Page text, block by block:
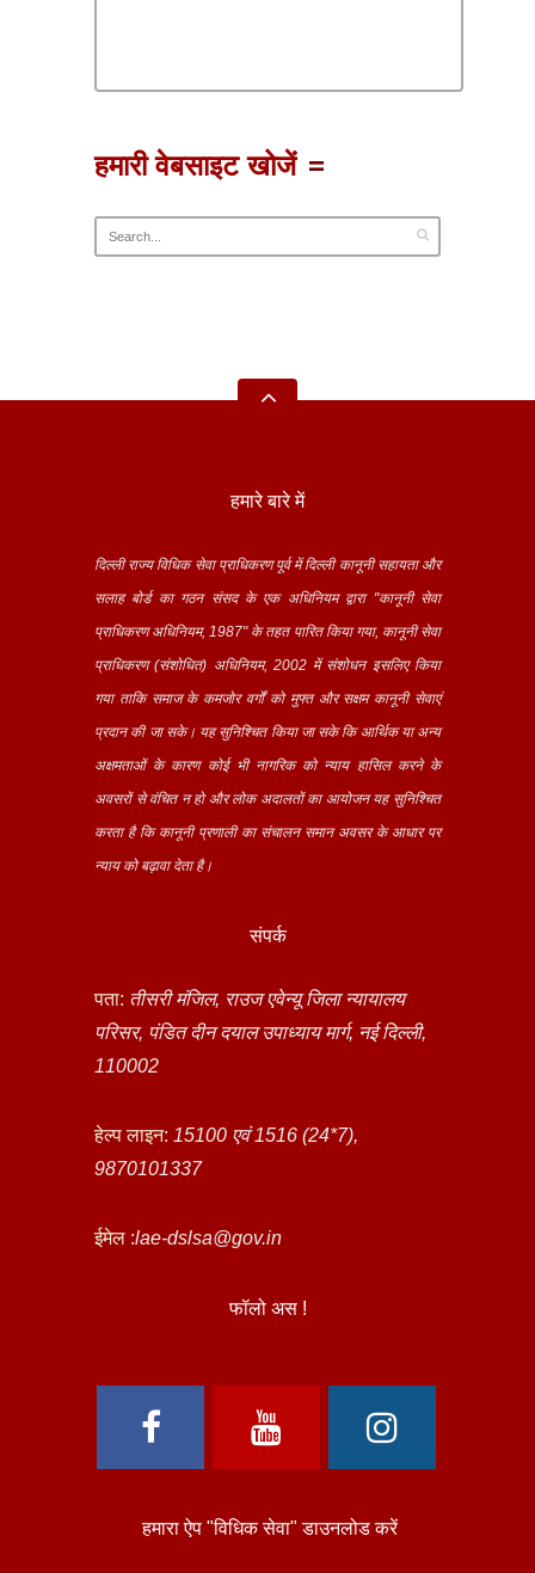
हमारी वेबसाइट खोजें
हमारे बारे में
दिल्ली राज्य विधिक सेवा प्राधिकरण पूर्व में दिल्ली कानूनी सहायता और
सलाह बोर्ड का गठन संसद के एक अधिनियम द्वारा "कानूनी सेवा
प्राधिकरण अधिनियम, 1987" के तहत पारित किया गया, कानूनी सेवा
प्राधिकरण (संशोधित) अधिनियम, 2002 में संशोधन इसलिए किया
गया ताकि समाज के कमजोर वर्गों को मुफ्त और सक्षम कानूनी सेवाएं
प्रदान की जा सके। यह सुनिश्चित किया जा सके कि आर्थिक या अन्य
अक्षमताओं के कारण कोई भी नागरिक को न्याय हासिल करने के
अवसरों से वंचित न हो और लोक अदालतों का आयोजन यह सुनिश्चित
करता है कि कानूनी प्रणाली का संचालन समान अवसर के आधार पर
न्याय को बढ़ावा देता है।
संपर्क
पता: तीसरी मंजिल, राउज एवेन्यू जिला न्यायालय
परिसर, पंडित दीन दयाल उपाध्याय मार्ग, नई दिल्ली,
110002
हेल्प लाइन: 15100 एवं 1516 (24*7),
9870101337
ईमेल :lae-dslsa@gov.in
फॉलो अस !
हमारा ऐप "विधिक सेवा" डाउनलोड करें